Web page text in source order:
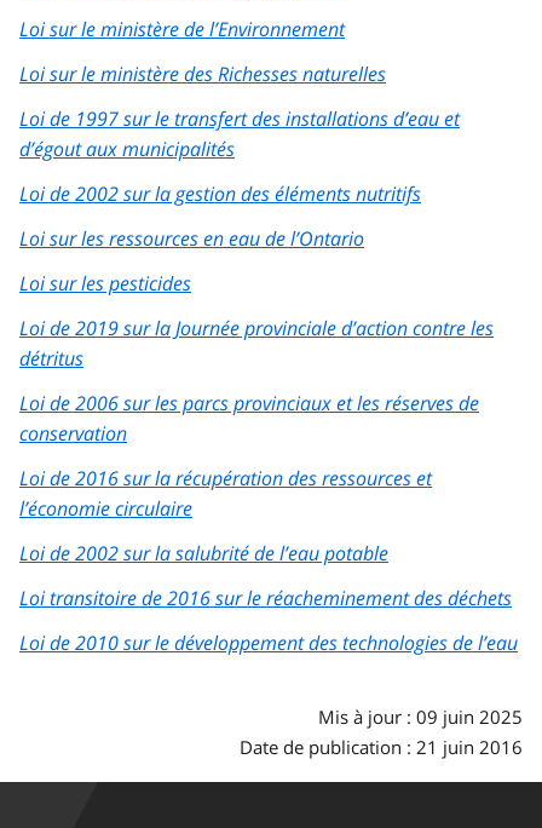
Loi sur le ministère de l’Environnement
Loi sur le ministère des Richesses naturelles
Loi de 1997 sur le transfert des installations d’eau et
d’égout aux municipalités
Loi de 2002 sur la gestion des éléments nutritifs
Loi sur les ressources en eau de l’Ontario
Loi sur les pesticides
Loi de 2019 sur la Journée provinciale d’action contre les
détritus
Loi de 2006 sur les parcs provinciaux et les réserves de
conservation
Loi de 2016 sur la récupération des ressources et
l’économie circulaire
Loi de 2002 sur la salubrité de l’eau potable
Loi transitoire de 2016 sur le réacheminement des déchets
Loi de 2010 sur le développement des technologies de l’eau
Mis à jour : 09 juin 2025
Date de publication : 21 juin 2016